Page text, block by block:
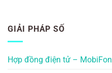
GIẢI PHÁP SỐ
Hợp đồng điện tử –